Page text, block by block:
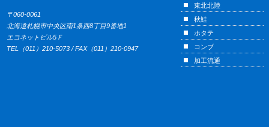
〒060-0061
北海道札幌市中央区南1条西8丁目9番地1
エコネットビル5Ｆ
TEL（011）210-5073 / FAX（011）210-0947
東北北陸
秋鮭
ホタテ
コンブ
加工流通